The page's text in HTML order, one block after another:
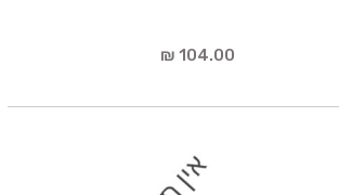
104.00 ₪